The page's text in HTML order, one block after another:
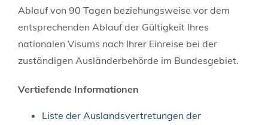
Ablauf von 90 Tagen beziehungsweise vor dem
entsprechenden Ablauf der Gültigkeit Ihres
nationalen Visums nach Ihrer Einreise bei der
zuständigen Ausländerbehörde im Bundesgebiet.
Vertiefende Informationen
Liste der Auslandsvertretungen der